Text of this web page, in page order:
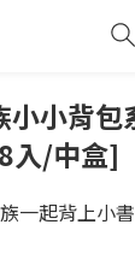
小背包
入/中盒]
一起背上小